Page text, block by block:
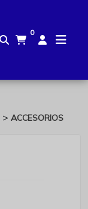
0
> ACCESORIOS